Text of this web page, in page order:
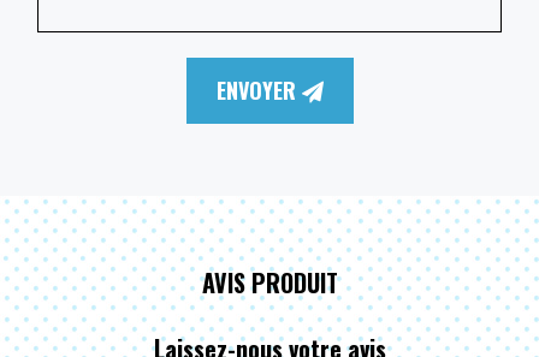
ENVOYER
AVIS PRODUIT
Laissez-nous votre avis